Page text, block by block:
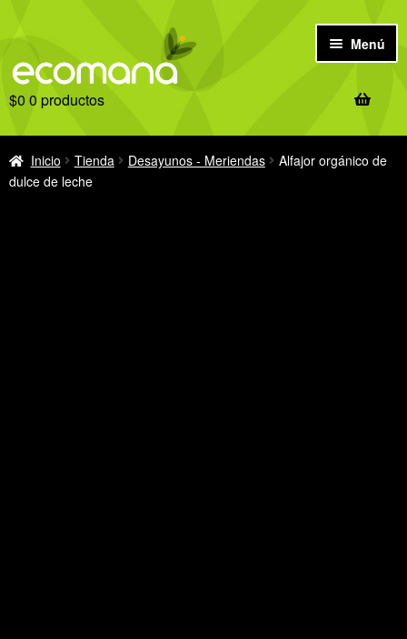
Ir
la
navegación
Ir
contenido
Menú
Inicio
Antes de comprar
$0 0 productos
Inicio Tienda Desayunos - Meriendas
Alfajor orgánico de
dulce de leche